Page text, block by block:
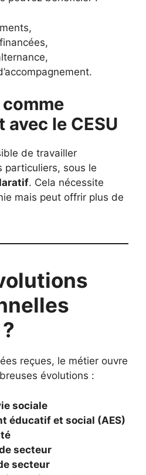
le CESU
de travailler
particuliers, sous le
. Cela nécessite
mais peut offrir plus de
reçues, le métier ouvre
évolutions :
sociale
éducatif et social (AES)
secteur
secteur